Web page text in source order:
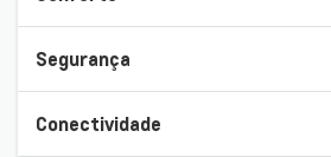
Segurança
Conectividade